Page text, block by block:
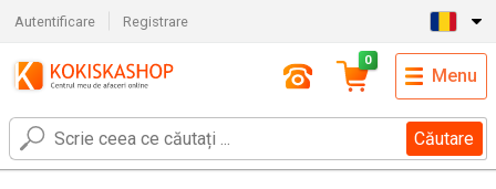
Autentificare Registrare
Căutare
0
Menu